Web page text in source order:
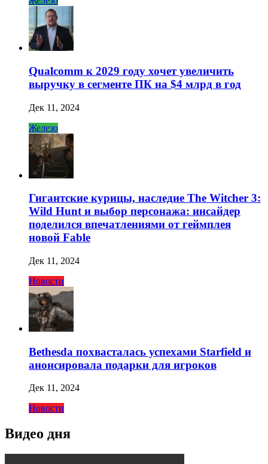
Qualcomm к 2029 году хочет увеличить
выручку в сегменте ПК на $4 млрд в год
Дек 11, 2024
Железо
Гигантские курицы, наследие The Witcher 3:
Wild Hunt и выбор персонажа: инсайдер
поделился впечатлениями от геймплея
новой Fable
Дек 11, 2024
Новости
Bethesda похвасталась успехами Starfield и
анонсировала подарки для игроков
Дек 11, 2024
Новости
Видео дня